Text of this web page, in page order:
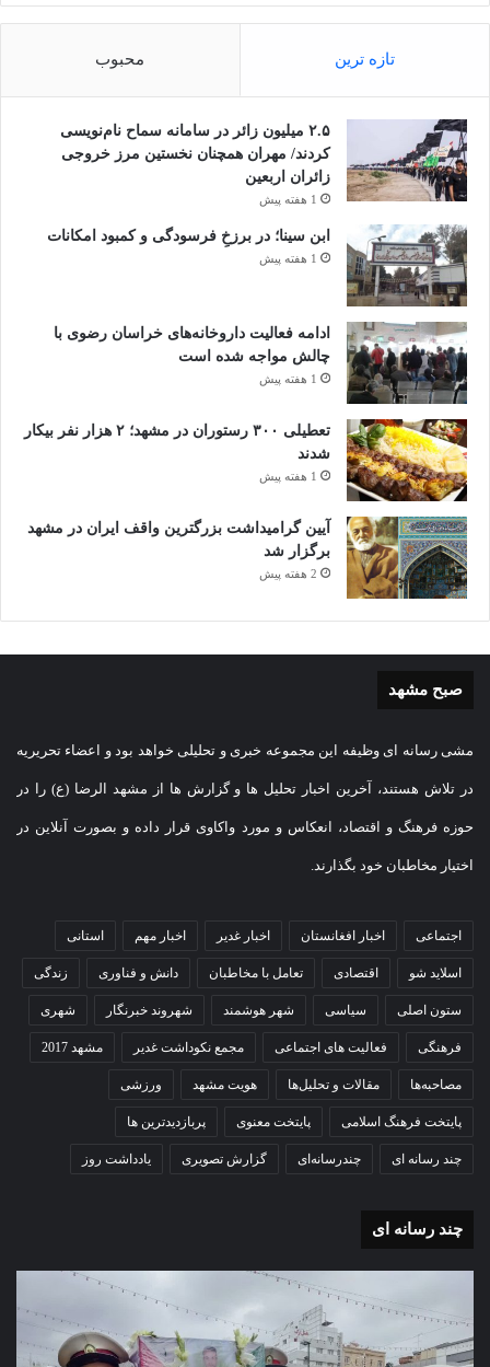
تازه ترین محبوب
۲.۵ میلیون زائر در سامانه سماح نام‌نویسی
کردند/ مهران همچنان نخستین مرز خروجی
زائران اربعین
1 هفته پیش
ابن سینا؛ در برزخِ فرسودگی و کمبود امکانات
1 هفته پیش
ادامه فعالیت داروخانه‌های خراسان رضوی با
چالش مواجه شده است
1 هفته پیش
تعطیلی ۳۰۰ رستوران در مشهد؛ ۲ هزار نفر بیکار
شدند
1 هفته پیش
آیین گرامیداشت بزرگترین واقف ایران در مشهد
برگزار شد
2 هفته پیش
صبح مشهد
مشی رسانه ای وظیفه این مجموعه خبری و تحلیلی خواهد بود و اعضاء تحریریه
در تلاش هستند، آخرین اخبار تحلیل ها و گزارش ها از مشهد الرضا (ع) را در
حوزه فرهنگ و اقتصاد، انعکاس و مورد واکاوی قرار داده و بصورت آنلاین در
اختیار مخاطبان خود بگذارند.
اجتماعی اخبار افغانستان اخبار غدیر اخبار مهم استانی
اسلاید شو اقتصادی تعامل با مخاطبان دانش و فناوری زندگی
ستون اصلی سیاسی شهر هوشمند شهروند خبرنگار شهری
فرهنگی فعالیت های اجتماعی مجمع نکوداشت غدیر مشهد 2017
مصاحبه‌ها مقالات و تحلیل‌ها هویت مشهد ورزشی
پایتخت فرهنگ اسلامی پایتخت معنوی پربازدیدترین ها
چند رسانه ای چندرسانه‌ای گزارش تصویری یادداشت روز
چند رسانه ای
تشییع
پیکر